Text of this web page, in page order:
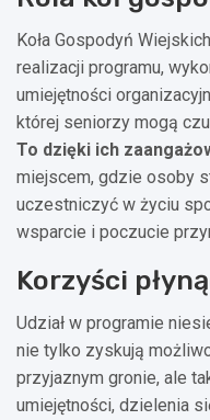
Koła Gospodyń
realizacji programu,
umiejętności
której seniorzy mogą
To dzięki ich
miejscem, gdzie osoby
uczestniczyć w życiu
wsparcie i poczucie
Korzyści
Udział w programie
nie tylko zyskują
przyjaznym gronie, ale
umiejętności, dzielenia